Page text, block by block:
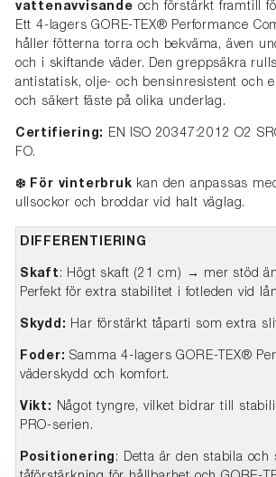
vattenavvisande och förstärkt framtill
Ett 4-lagers GORE-TEX® Performance
håller fötterna torra och bekväma, även
och i skiftande väder. Den greppsäkra
antistatisk, olje- och bensinresistent och
och säkert fäste på olika underlag.
Certifiering: EN ISO 20347:2012 O2
FO.
❄️ För vinterbruk kan den anpassas
ullsockor och broddar vid halt väglag.
DIFFERENTIERING
Skaft : Högt skaft (21 cm) → mer stöd
Perfekt för extra stabilitet i fotleden vid
Skydd: Har förstärkt tåparti som extra
Foder: Samma 4-lagers GORE-TEX®
väderskydd och komfort.
Vikt: Något tyngre, vilket bidrar till
PRO-serien.
Positionering : Detta är den stabila